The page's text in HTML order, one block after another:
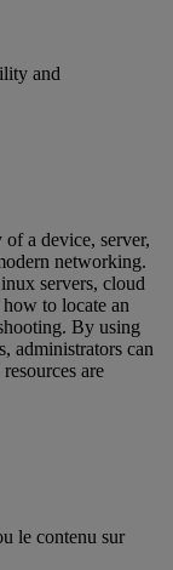
and
a device, server,
networking.
servers, cloud
to locate an
By using
administrators can
are
le contenu sur